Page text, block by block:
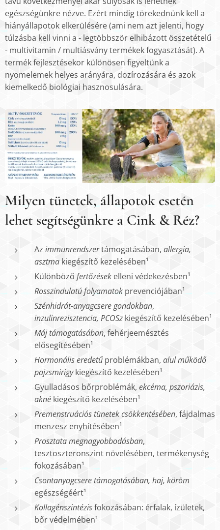
egészségünkre nézve. Ezért mindig törekednünk kell a
hiányállapotok elkerülésére (ami nem azt jelenti, hogy
túlzásba kell vinni a - legtöbbször elhibázott összetételű
- multivitamin / multiásvány termékek fogyasztását). A
termék fejlesztésekor különösen figyeltünk a
nyomelemek helyes arányára, dozírozására és azok
kiemelkedő biológiai hasznosulására.
Milyen tünetek, állapotok esetén
lehet segítségünkre a Cink & Réz?
Az immunrendszertámogatásában, allergia,
asztma kiegészítő kezelésében¹
Különböző fertőzések elleni védekezésben¹
Rosszindulatú folyamatok prevenciójában¹
Szénhidrát-anyagcsere gondokban,
inzulinrezisztencia, PCOSz kiegészítő kezelésében¹
Máj támogatásában, fehérjeemésztés
elősegítésében¹
Hormonális eredetűproblémákban, alul működő
pajzsmirigykiegészítő kezelésében¹
Gyulladásos bőrproblémák, ekcéma, pszoriázis,
akné kiegészítő kezelésében¹
Premenstruációs tünetek csökkentésében, fájdalmas
menzesz enyhítésében¹
Prosztata megnagyobbodásban,
tesztoszteronszint növelésében, termékenység
fokozásában¹
Csontanyagcsere támogatásában, haj, köröm
egészségéért¹
Kollagénszintézisfokozásában: érfalak, ízületek,
bőr védelmében¹